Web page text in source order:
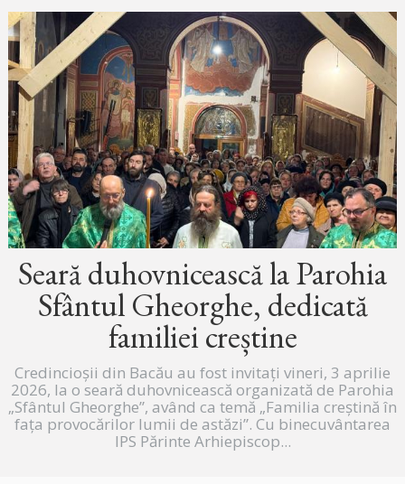
Seară duhovnicească la Parohia
Sfântul Gheorghe, dedicată
familiei creștine
Credincioșii din Bacău au fost invitați vineri, 3 aprilie
2026, la o seară duhovnicească organizată de Parohia
„Sfântul Gheorghe”, având ca temă „Familia creștină în
fața provocărilor lumii de astăzi”. Cu binecuvântarea
IPS Părinte Arhiepiscop...